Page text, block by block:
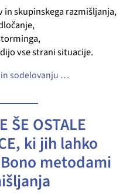
in skupinskega razmišljanja,
vse strani situacije.
sodelovanju …
ŠE OSTALE
ki jih lahko
metodami